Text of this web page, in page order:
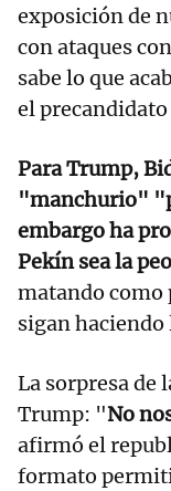
exposición de
con ataques
sabe lo que
el
Para Trump,
"manchurio"
embargo ha
Pekín sea la
matando como
sigan
La sorpresa de
Trump: "No
afirmó el
formato